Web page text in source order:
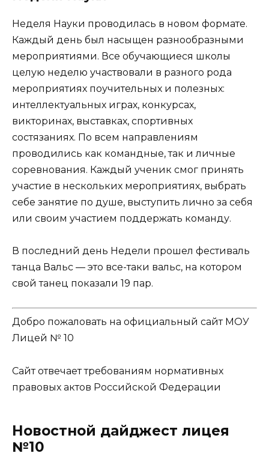
Неделя Науки проводилась в новом формате.
Каждый день был насыщен разнообразными
мероприятиями. Все обучающиеся школы
целую неделю участвовали в разного рода
мероприятиях поучительных и полезных:
интеллектуальных играх, конкурсах,
викторинах, выставках, спортивных
состязаниях. По всем направлениям
проводились как командные, так и личные
соревнования. Каждый ученик смог принять
участие в нескольких мероприятиях, выбрать
себе занятие по душе, выступить лично за себя
или своим участием поддержать команду.
В последний день Недели прошел фестиваль
танца Вальс — это все-таки вальс, на котором
свой танец показали 19 пар.
Добро пожаловать на официальный сайт МОУ
Лицей № 10
Сайт отвечает требованиям нормативных
правовых актов Российской Федерации
Новостной дайджест лицея
№10